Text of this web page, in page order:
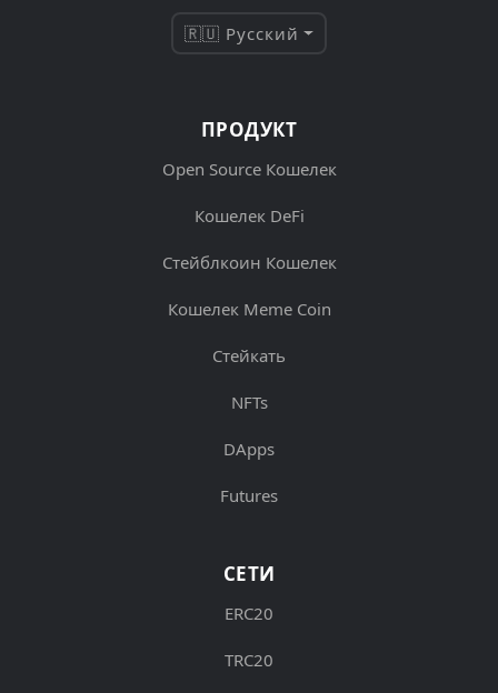
🇷🇺 Русский
ПРОДУКТ
Open Source Кошелек
Кошелек DeFi
Стейблкоин Кошелек
Кошелек Meme Coin
Стейкать
NFTs
DApps
Futures
СЕТИ
ERC20
TRC20